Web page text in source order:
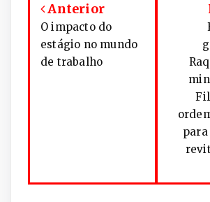
Anterior
O impacto do
estágio no mundo
de trabalho